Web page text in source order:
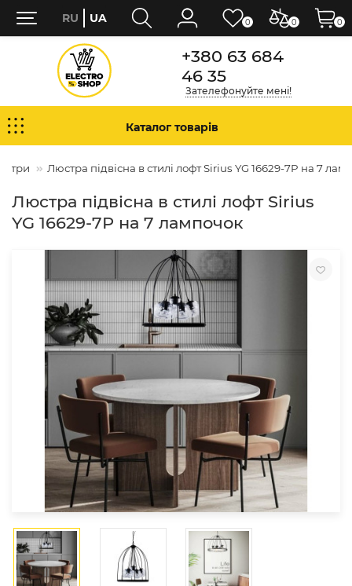
+380 63 684
46 35
Зателефонуйте мені!
Каталог товарів
Люстра підвісна в стилі лофт Sirius YG 16629-7P на 7
Люстра підвісна в стилі лофт Sirius
YG 16629-7P на 7 лампочок
0 0
RU UA 0